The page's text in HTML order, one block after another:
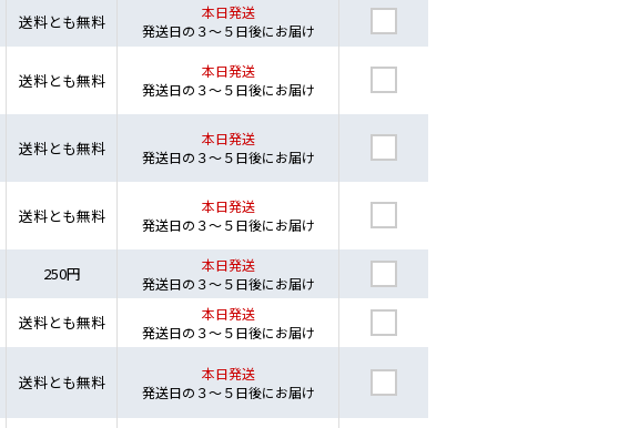
送料とも無料
本日発送
発送日の３～５日後にお届け
送料とも無料
本日発送
発送日の３～５日後にお届け
送料とも無料
本日発送
発送日の３～５日後にお届け
送料とも無料
本日発送
発送日の３～５日後にお届け
250円
本日発送
発送日の３～５日後にお届け
送料とも無料
本日発送
発送日の３～５日後にお届け
送料とも無料
本日発送
発送日の３～５日後にお届け